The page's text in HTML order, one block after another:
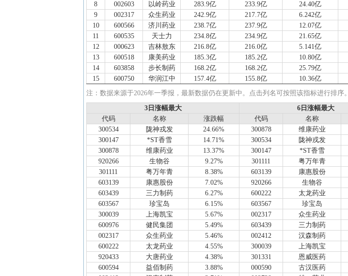
8
002603 以岭药业 283.9亿 233.9亿 24.40亿
9
002317 众生药业 242.9亿 217.7亿 6.242亿
10
600566 济川药业 238.7亿 237.9亿 12.07亿
11
600535 天士力 234.8亿 234.9亿 21.65亿
12
000623 吉林敖东 216.8亿 216.0亿 5.141亿
13
600518 康美药业 185.3亿 185.2亿 10.80亿
14
603858 步长制药 168.2亿 168.2亿 25.79亿
15
600750 华润江中 157.4亿 155.8亿 10.36亿
16
600285 羚锐制药 126.1亿 126.0亿 11.26亿
康恩贝 19.06亿
300026 红日药业 102.4亿 102.4亿 11.30亿
20
600993 马应龙 101.1亿 101.0亿 10.12亿
21
300181 佐力药业 100.7亿 86.58亿 8.978亿
22
600129 太极集团 89.77亿 89.77亿 25.28亿
23
000989 九芝堂 81.14亿 65.81亿 9.732亿
24
002275 桂林三金 78.50亿 74.43亿 5.251亿
25
002737 葵花药业 78.08亿 78.08亿 8.439亿
26
000650 仁和药业 76.02亿 72.29亿 11.29亿
27
600557 康缘药业 72.19亿 72.19亿 8.313亿
28
600252 中恒集团 71.01亿 71.01亿 3.552亿
29
600771 广誉远 69.95亿 69.95亿 4.882亿
30
600422 昆药集团 66.77亿 66.77亿 8.362亿
31
603567 珍宝岛 66.57亿 66.51亿 1.817亿
32
002424 ST百灵 64.15亿 52.87亿 6.441亿
33
300039 上海凯宝 62.34亿 54.65亿 2.833亿
注：数据来源于2026年一季报，最新数据仍在更新中。点击列名可按照该指标进行排序。
3日涨幅最大 6日涨幅最大
代码
名称 涨跌幅 代码 名称
3日涨幅最大 6日涨幅最大
代码
名称 涨跌幅 代码 名称
300534
陇神戎发 24.66% 300878 维康药业
300147
*ST香雪 14.71% 300534 陇神戎发
300878
维康药业 13.37% 300147 *ST香雪
920266
生物谷 9.27% 301111 粤万年青
301111
粤万年青 8.38% 603139 康惠股份
603139
康惠股份 7.02% 920266 生物谷
603439
三力制药 6.27% 600222 太龙药业
603567
珍宝岛 6.15% 603567 珍宝岛
300039
上海凯宝 5.67% 002317 众生药业
600976
健民集团 5.49% 603439 三力制药
002317
众生药业 5.46% 002412 汉森制药
600222
太龙药业 4.55% 300039 上海凯宝
920433
大唐药业 4.38% 301331 恩威医药
600594
益佰制药 3.88% 000590 古汉医药